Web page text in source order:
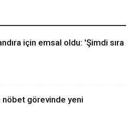
için emsal oldu: 'Şimdi sıra
görevinde yeni